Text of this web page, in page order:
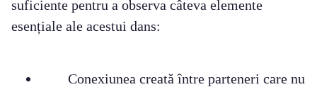
suficiente pentru a observa câteva elemente
esențiale ale acestui dans:
Conexiunea creată între parteneri care nu